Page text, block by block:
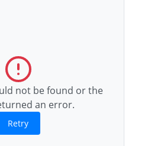
not be found or the
an error.
Retry